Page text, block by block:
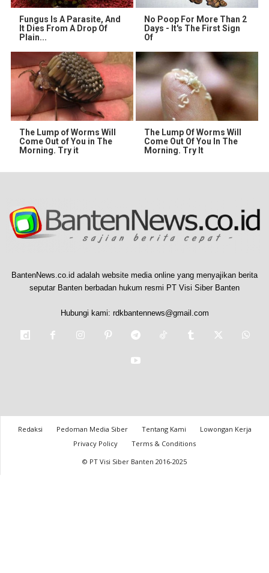
Fungus Is A Parasite, And
It Dies From A Drop Of
Plain...
No Poop For More Than 2
Days - It's The First Sign
Of
The Lump of Worms Will
Come Out of You in The
Morning. Try it
The Lump Of Worms Will
Come Out Of You In The
Morning. Try It
BantenNews.co.id adalah website media online yang menyajikan berita
seputar Banten berbadan hukum resmi PT Visi Siber Banten
Hubungi kami: rdkbantennews@gmail.com
Redaksi Pedoman Media Siber Tentang Kami
Lowongan Kerja
Privacy Policy
Terms & Conditions
© PT Visi Siber Banten 2016-2025